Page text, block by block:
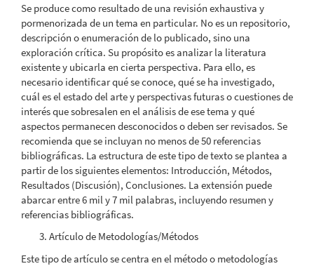
Se produce como resultado de una revisión exhaustiva y
pormenorizada de un tema en particular. No es un repositorio,
descripción o enumeración de lo publicado, sino una
exploración crítica. Su propósito es analizar la literatura
existente y ubicarla en cierta perspectiva. Para ello, es
necesario identificar qué se conoce, qué se ha investigado,
cuál es el estado del arte y perspectivas futuras o cuestiones de
interés que sobresalen en el análisis de ese tema y qué
aspectos permanecen desconocidos o deben ser revisados. Se
recomienda que se incluyan no menos de 50 referencias
bibliográficas. La estructura de este tipo de texto se plantea a
partir de los siguientes elementos: Introducción, Métodos,
Resultados (Discusión), Conclusiones. La extensión puede
abarcar entre 6 mil y 7 mil palabras, incluyendo resumen y
referencias bibliográficas.
Artículo de Metodologías/Métodos
Este tipo de artículo se centra en el método o metodologías